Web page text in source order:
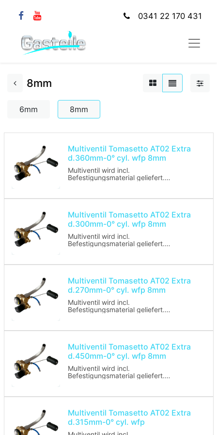
0341 22 170 431
8mm
6mm 8mm
Multiventil Tomasetto AT02 Extra
d.360mm-0° cyl. wfp 8mm
Multiventil wird incl.
Befestigungsmaterial geliefert.
Multiventil Tomasetto AT02 Extra
d.300mm-0° cyl. wfp 8mm
Multiventil wird incl.
Befestigungsmaterial geliefert.
Multiventil Tomasetto AT02 Extra
d.270mm-0° cyl. wfp 8mm
Multiventil wird incl.
Befestigungsmaterial geliefert.
Multiventil Tomasetto AT02 Extra
d.450mm-0° cyl. wfp 8mm
Multiventil wird incl.
Befestigungsmaterial geliefert.
Multiventil Tomasetto AT02 Extra
d.315mm-0° cyl. wfp